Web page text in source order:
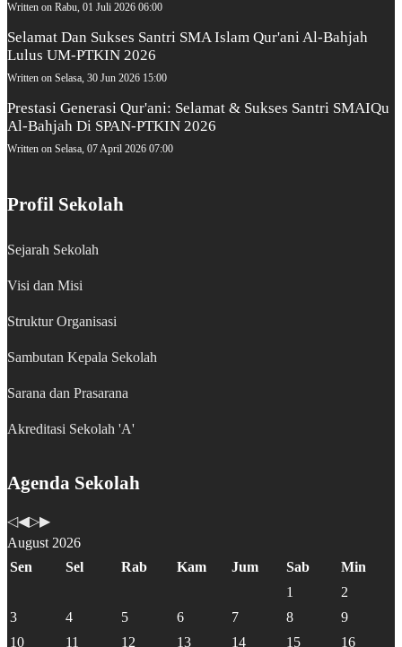
Written on Rabu, 01 Juli 2026 06:00
Selamat Dan Sukses Santri SMA Islam Qur'ani Al-Bahjah
Lulus UM-PTKIN 2026
Written on Selasa, 30 Jun 2026 15:00
Prestasi Generasi Qur'ani: Selamat & Sukses Santri SMAIQu
Al-Bahjah Di SPAN-PTKIN 2026
Written on Selasa, 07 April 2026 07:00
Profil Sekolah
Sejarah Sekolah
Visi dan Misi
Struktur Organisasi
Sambutan Kepala Sekolah
Sarana dan Prasarana
Akreditasi Sekolah 'A'
Agenda Sekolah
August 2026
Sen
Sel Rab Kam Jum Sab
Min
1
2
3
4 5 6 7 8
9
10
11 12 13 14 15 16